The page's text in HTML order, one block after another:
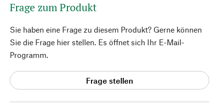
Frage zum Produkt
Sie haben eine Frage zu diesem Produkt? Gerne können
Sie die Frage hier stellen. Es öffnet sich Ihr E-Mail-
Programm.
Frage stellen